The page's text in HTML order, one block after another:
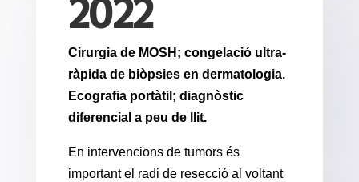
2022
Cirurgia de MOSH; congelació ultra-
ràpida de biòpsies en dermatologia.
Ecografia portàtil; diagnòstic
diferencial a peu de llit.
En intervencions de tumors és
important el radi de resecció al voltant